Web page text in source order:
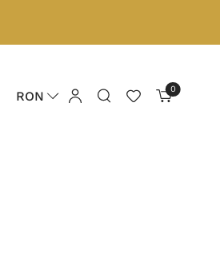
RON 0